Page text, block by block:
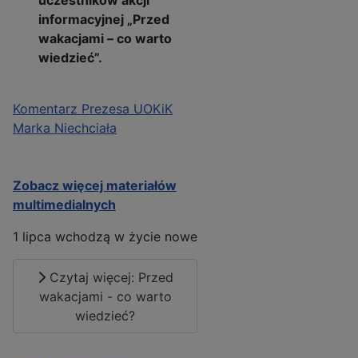
informacyjnej „Przed
wakacjami – co warto
wiedzieć”.
Komentarz Prezesa UOKiK
Marka Niechciała
Zobacz więcej materiałów
multimedialnych
1 lipca wchodzą w życie nowe
Czytaj więcej: Przed
wakacjami - co warto
wiedzieć?